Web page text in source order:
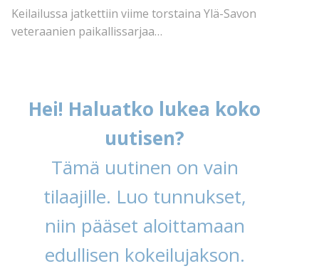
Keilailussa jatkettiin viime torstaina Ylä-Savon
veteraanien paikallissarjaa…
Hei! Haluatko lukea koko
uutisen?
Tämä uutinen on vain
tilaajille. Luo tunnukset,
niin pääset aloittamaan
edullisen kokeilujakson.